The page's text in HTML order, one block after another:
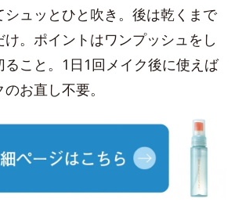
シュッとひと吹き。後は乾くまで
。ポイントはワンプッシュをし
ること。1日1回メイク後に使えば
お直し不要。